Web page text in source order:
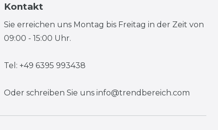
Kontakt
Sie erreichen uns Montag bis Freitag in der Zeit von
09:00 - 15:00 Uhr.
Tel: +49 6395 993438
Oder schreiben Sie uns info@trendbereich.com